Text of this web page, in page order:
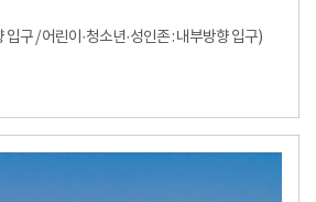
구 / 어린이·청소년·성인존 : 내부방향 입구)